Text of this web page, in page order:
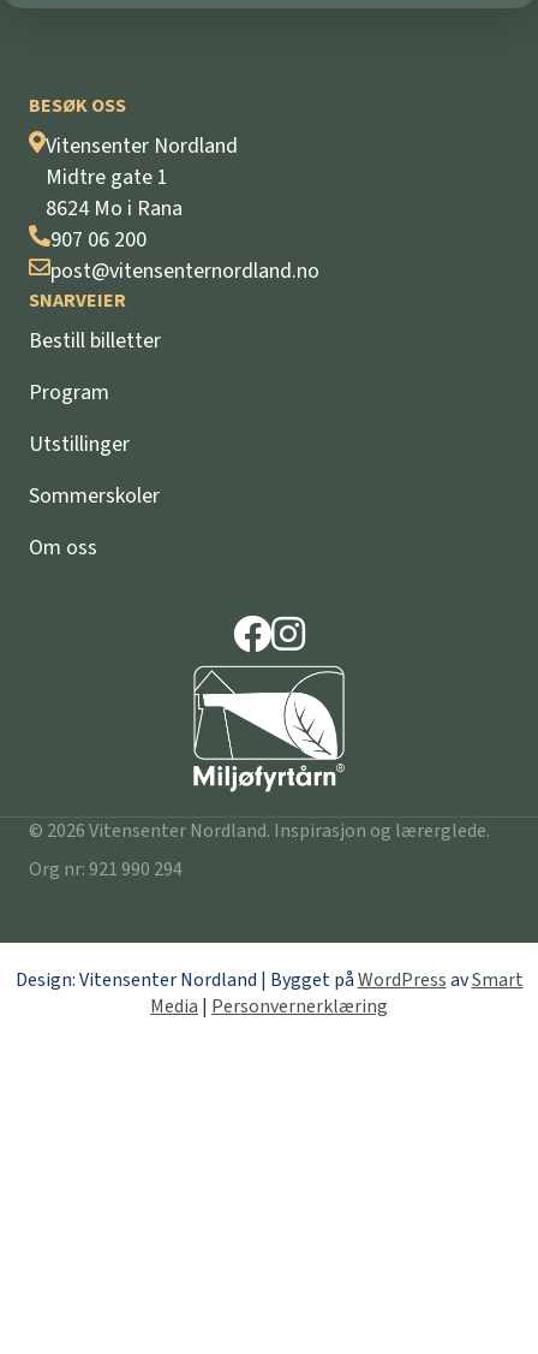
BESØK OSS
Vitensenter Nordland
Midtre gate 1
8624 Mo i Rana
907 06 200
post@vitensenternordland.no
SNARVEIER
Bestill billetter
Program
Utstillinger
Sommerskoler
Om oss
© 2026 Vitensenter Nordland. Inspirasjon og lærerglede.
Org nr: 921 990 294
Design: Vitensenter Nordland | Bygget påWordPressavSmart
Media | Personvernerklæring